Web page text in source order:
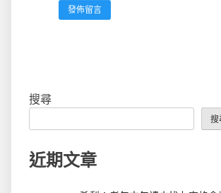
搜尋
搜
近期文章